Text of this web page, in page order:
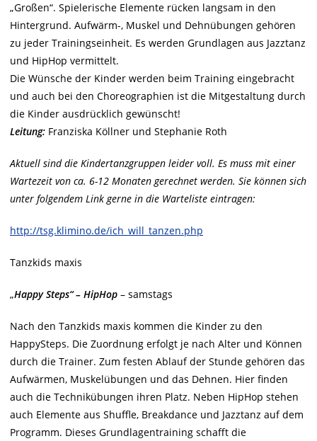
„Großen“. Spielerische Elemente rücken langsam in den
Hintergrund. Aufwärm-, Muskel und Dehnübungen gehören
zu jeder Trainingseinheit. Es werden Grundlagen aus Jazztanz
und HipHop vermittelt.
Die Wünsche der Kinder werden beim Training eingebracht
und auch bei den Choreographien ist die Mitgestaltung durch
die Kinder ausdrücklich gewünscht!
Leitung: Franziska Köllner und Stephanie Roth
Aktuell sind die Kindertanzgruppen leider voll. Es muss mit einer
Wartezeit von ca. 6-12 Monaten gerechnet werden. Sie können sich
unter folgendem Link gerne in die Warteliste eintragen:
http://tsg.klimino.de/ich_will_tanzen.php
Tanzkids maxis
„Happy Steps“ – HipHop – samstags
Nach den Tanzkids maxis kommen die Kinder zu den
HappySteps. Die Zuordnung erfolgt je nach Alter und Können
durch die Trainer. Zum festen Ablauf der Stunde gehören das
Aufwärmen, Muskelübungen und das Dehnen. Hier finden
auch die Technikübungen ihren Platz. Neben HipHop stehen
auch Elemente aus Shuffle, Breakdance und Jazztanz auf dem
Programm. Dieses Grundlagentraining schafft die